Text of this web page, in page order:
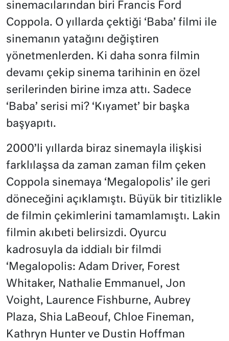
sinemacılarından biri Francis Ford
Coppola. O yıllarda çektiği ‘Baba’ filmi ile
sinemanın yatağını değiştiren
yönetmenlerden. Ki daha sonra filmin
devamı çekip sinema tarihinin en özel
serilerinden birine imza attı. Sadece
‘Baba’ serisi mi? ‘Kıyamet’ bir başka
başyapıtı.
2000’li yıllarda biraz sinemayla ilişkisi
farklılaşsa da zaman zaman film çeken
Coppola sinemaya ‘Megalopolis’ ile geri
döneceğini açıklamıştı. Büyük bir titizlikle
de filmin çekimlerini tamamlamıştı. Lakin
filmin akıbeti belirsizdi. Oyurcu
kadrosuyla da iddialı bir filmdi
‘Megalopolis: Adam Driver, Forest
Whitaker, Nathalie Emmanuel, Jon
Voight, Laurence Fishburne, Aubrey
Plaza, Shia LaBeouf, Chloe Fineman,
Kathryn Hunter ve Dustin Hoffman